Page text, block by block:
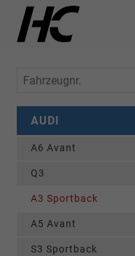
Fahrzeugnr.
AUDI
A6 Avant
Q3
A3 Sportback
A5 Avant
S3 Sportback